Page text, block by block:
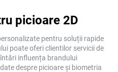
picioare 2D
pentru soluții rapide
poate oferi clientilor servicii de
influența brandului
despre picioare și biometria